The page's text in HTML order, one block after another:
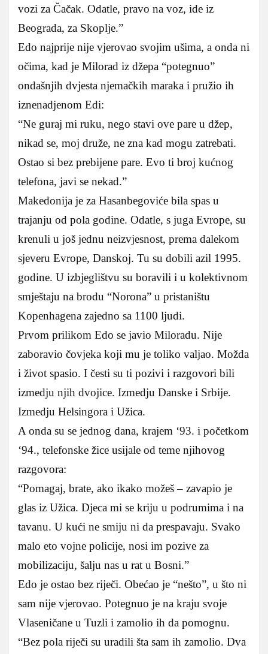
vozi za Čačak. Odatle, pravo na voz, ide iz
Beograda, za Skoplje.”
Edo najprije nije vjerovao svojim ušima, a onda ni
očima, kad je Milorad iz džepa “potegnuo”
ondašnjih dvjesta njemačkih maraka i pružio ih
iznenadjenom Edi:
“Ne guraj mi ruku, nego stavi ove pare u džep,
nikad se, moj druže, ne zna kad mogu zatrebati.
Ostao si bez prebijene pare. Evo ti broj kućnog
telefona, javi se nekad.”
Makedonija je za Hasanbegoviće bila spas u
trajanju od pola godine. Odatle, s juga Evrope, su
krenuli u još jednu neizvjesnost, prema dalekom
sjeveru Evrope, Danskoj. Tu su dobili azil 1995.
godine. U izbjeglištvu su boravili i u kolektivnom
smještaju na brodu “Norona” u pristaništu
Kopenhagena zajedno sa 1100 ljudi.
Prvom prilikom Edo se javio Miloradu. Nije
zaboravio čovjeka koji mu je toliko valjao. Možda
i život spasio. I česti su ti pozivi i razgovori bili
izmedju njih dvojice. Izmedju Danske i Srbije.
Izmedju Helsingora i Užica.
A onda su se jednog dana, krajem ‘93. i početkom
‘94., telefonske žice usijale od teme njihovog
razgovora:
“Pomagaj, brate, ako ikako možeš – zavapio je
glas iz Užica. Djeca mi se kriju u podrumima i na
tavanu. U kući ne smiju ni da prespavaju. Svako
malo eto vojne policije, nosi im pozive za
mobilizaciju, šalju nas u rat u Bosni.”
Edo je ostao bez riječi. Obećao je “nešto”, u što ni
sam nije vjerovao. Potegnuo je na kraju svoje
Vlaseničane u Tuzli i zamolio ih da pomognu.
“Bez pola riječi su uradili šta sam ih zamolio. Dva